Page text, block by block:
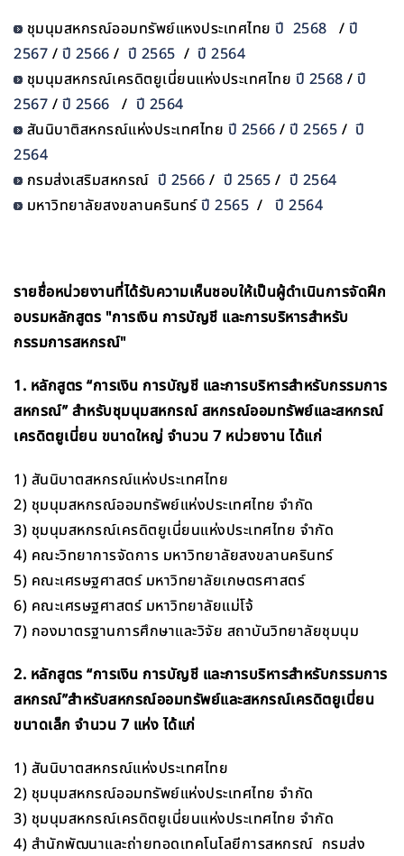
ชุมนุมสหกรณ์ออมทรัพย์แหงประเทศไทย ปี 2568 / ปี
2567 / ปี 2566 / ปี 2565 / ปี 2564
ชุมนุมสหกรณ์เครดิตยูเนี่ยนแห่งประเทศไทย ปี 2568 / ปี
2567 / ปี 2566 / ปี 2564
สันนิบาติสหกรณ์แห่งประเทศไทย ปี 2566 / ปี 2565 / ปี
2564
กรมส่งเสริมสหกรณ์ ปี 2566 / ปี 2565 / ปี 2564
มหาวิทยาลัยสงขลานครินทร์ปี 2565 / ปี 2564
รายชื่อหน่วยงานที่ได้รับความเห็นชอบให้เป็นผู้ดำเนินการจัดฝึก
อบรมหลักสูตร "การเงิน การบัญชี และการบริหารสำหรับ
กรรมการสหกรณ์"
1. หลักสูตร “การเงิน การบัญชี และการบริหารสำหรับกรรมการ
สหกรณ์” สำหรับชุมนุมสหกรณ์ สหกรณ์ออมทรัพย์และสหกรณ์
เครดิตยูเนี่ยน ขนาดใหญ่ จำนวน 7 หน่วยงาน ได้แก่
1) สันนิบาตสหกรณ์แห่งประเทศไทย
2) ชุมนุมสหกรณ์ออมทรัพย์แห่งประเทศไทย จำกัด
3) ชุมนุมสหกรณ์เครดิตยูเนี่ยนแห่งประเทศไทย จำกัด
4) คณะวิทยาการจัดการ มหาวิทยาลัยสงขลานครินทร์
5) คณะเศรษฐศาสตร์ มหาวิทยาลัยเกษตรศาสตร์
6) คณะเศรษฐศาสตร์ มหาวิทยาลัยแม่โจ้
7) กองมาตรฐานการศึกษาและวิจัย สถาบันวิทยาลัยชุมนุม
2. หลักสูตร “การเงิน การบัญชี และการบริหารสำหรับกรรมการ
สหกรณ์”สำหรับสหกรณ์ออมทรัพย์และสหกรณ์เครดิตยูเนี่ยน
ขนาดเล็ก จำนวน 7 แห่ง ได้แก่
1) สันนิบาตสหกรณ์แห่งประเทศไทย
2) ชุมนุมสหกรณ์ออมทรัพย์แห่งประเทศไทย จำกัด
3) ชุมนุมสหกรณ์เครดิตยูเนี่ยนแห่งประเทศไทย จำกัด
4) สำนักพัฒนาและถ่ายทอดเทคโนโลยีการสหกรณ์ กรมส่ง